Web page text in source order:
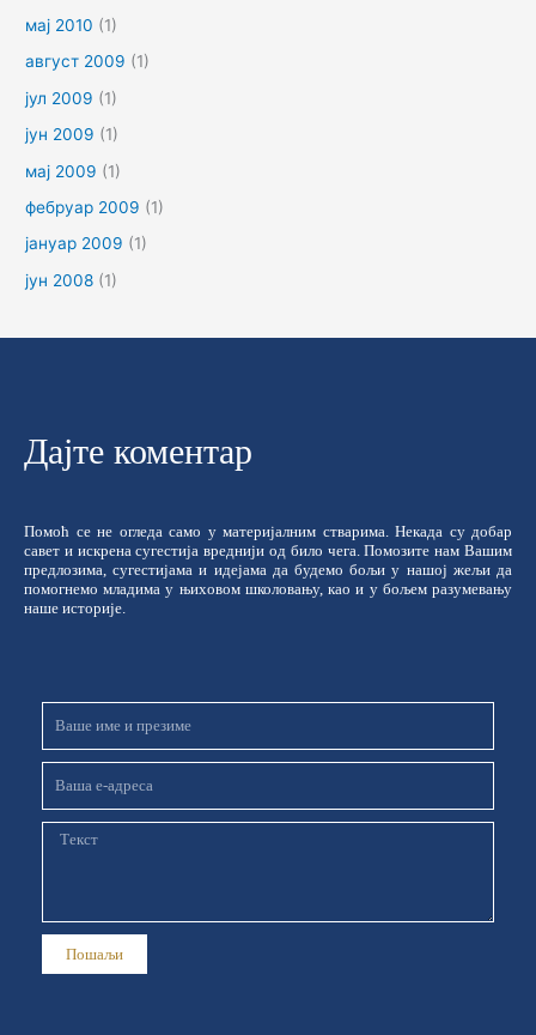
мај 2010 (1)
август 2009 (1)
јул 2009 (1)
јун 2009 (1)
мај 2009 (1)
фебруар 2009 (1)
јануар 2009 (1)
јун 2008 (1)
Дајте коментар
Помоћ се не огледа само у материјалним стварима. Некада су добар
савет и искрена сугестија вреднији од било чега. Помозите нам Вашим
предлозима, сугестијама и идејама да будемо бољи у нашој жељи да
помогнемо младима у њиховом школовању, као и у бољем разумевању
наше историје.
презиме
Порука
Пошаљи